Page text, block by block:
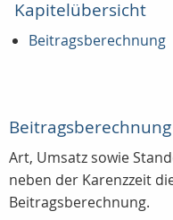
Kapitelübersicht
Beitragsberechnung
Beitragsberechnung
Art, Umsatz sowie
neben der Karenzzeit
Beitragsberechnung.